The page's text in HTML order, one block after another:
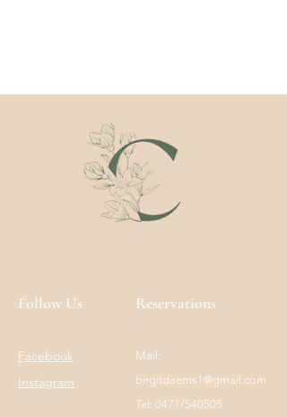
Follow Us Reservations
Facebook
Instagram
Mail:
birgitdaems1@gmail.com
Tel: 0471/540505